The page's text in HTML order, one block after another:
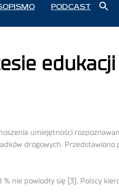
PODCAST
edukacji
umiejętności
drogowych. Przedstawiono
nie powiodły się [3]. Polscy